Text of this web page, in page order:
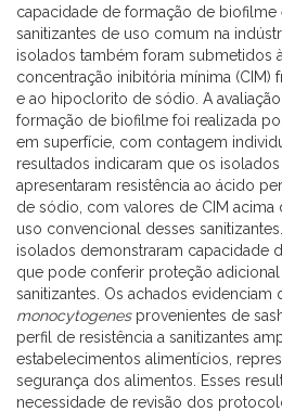
capacidade de formação de biofilme
sanitizantes de uso comum na
isolados também foram submetidos
concentração inibitória mínima (CIM)
e ao hipoclorito de sódio. A
formação de biofilme foi realizada
em superfície, com contagem
resultados indicaram que os
apresentaram resistência ao ácido
de sódio, com valores de CIM acima
uso convencional desses
isolados demonstraram capacidade
que pode conferir proteção adicional
sanitizantes. Os achados evidenciam
monocytogenesprovenientes de
perfil de resistência a sanitizantes
estabelecimentos alimentícios,
segurança dos alimentos. Esses
necessidade de revisão dos